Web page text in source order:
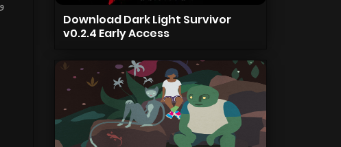
Download Dark Light Survivor
v0.2.4 Early Access